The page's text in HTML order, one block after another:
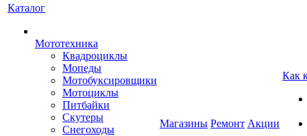
Каталог
Мототехника
Квадроциклы
Мопеды
Мотобуксировщики
Мотоциклы
Питбайки
Скутеры
Снегоходы
Магазины Ремонт Акции
Как